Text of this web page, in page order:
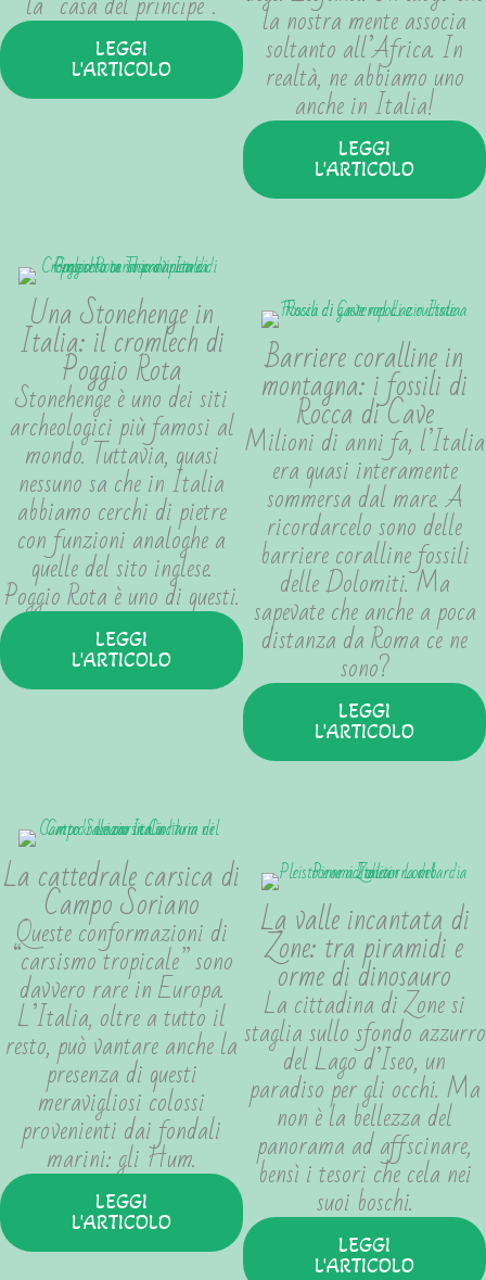
LEGGI
L'ARTICOLO
la nostra mente associa
soltanto all’Africa. In
realtà, ne abbiamo uno
anche in Italia!
LEGGI
L'ARTICOLO
Una Stonehenge in
Italia: il cromlech di
Poggio Rota
Stonehenge è uno dei siti
archeologici più famosi al
mondo. Tuttavia, quasi
nessuno sa che in Italia
abbiamo cerchi di pietre
con funzioni analoghe a
quelle del sito inglese.
Poggio Rota è uno di questi.
LEGGI
L'ARTICOLO
Barriere coralline in
montagna: i fossili di
Rocca di Cave
Milioni di anni fa, l’Italia
era quasi interamente
sommersa dal mare. A
ricordarcelo sono delle
barriere coralline fossili
delle Dolomiti. Ma
sapevate che anche a poca
distanza da Roma ce ne
sono?
LEGGI
L'ARTICOLO
La cattedrale carsica di
Campo Soriano
Queste conformazioni di
“carsismo tropicale” sono
davvero rare in Europa.
L’Italia, oltre a tutto il
resto, può vantare anche la
presenza di questi
meravigliosi colossi
provenienti dai fondali
marini: gli Hum.
LEGGI
L'ARTICOLO
La valle incantata di
Zone: tra piramidi e
orme di dinosauro
La cittadina di Zone si
staglia sullo sfondo azzurro
del Lago d’Iseo, un
paradiso per gli occhi. Ma
non è la bellezza del
panorama ad affscinare,
bensì i tesori che cela nei
suoi boschi.
LEGGI
L'ARTICOLO